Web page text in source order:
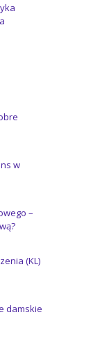
w
–
(KL)
damskie